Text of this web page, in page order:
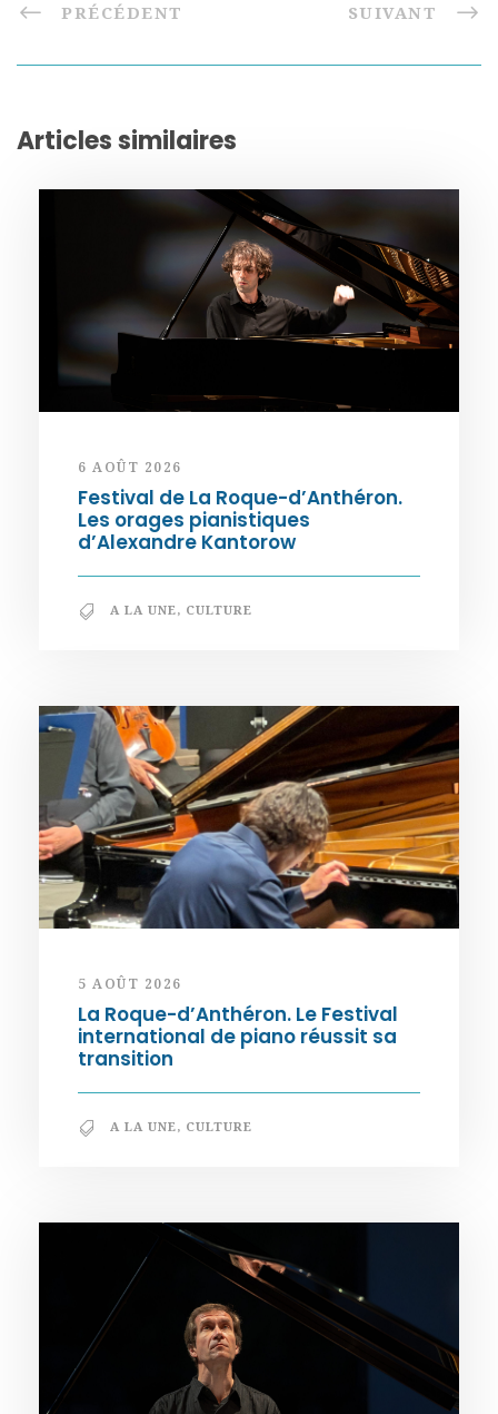
PRÉCÉDENT SUIVANT
Articles similaires
6 AOÛT 2026
Festival de La Roque-d’Anthéron.
Les orages pianistiques
d’Alexandre Kantorow
A LA UNE, CULTURE
5 AOÛT 2026
La Roque-d’Anthéron. Le Festival
international de piano réussit sa
transition
A LA UNE, CULTURE